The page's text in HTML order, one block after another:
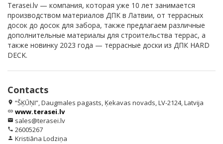
Terasei.lv — компания, которая уже 10 лет занимается
производством материалов ДПК в Латвии, от террасных
досок до досок для забора, также предлагаем различные
дополнительные материалы для строительства террас, а
также новинку 2023 года — террасные доски из ДПК HARD
DECK.
Contacts
location_on “ŠĶŪŅI”, Daugmales pagasts, Ķekavas novads, LV-2124, Latvija
link www.terasei.lv
email sales@terasei.lv
phone 26005267
person Kristiāna Lodziņa